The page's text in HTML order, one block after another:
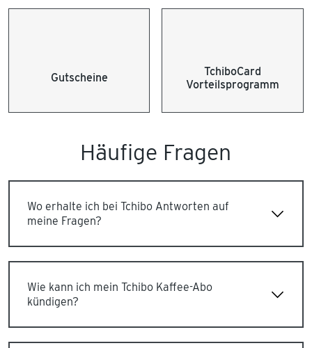
Gutscheine
TchiboCard
Vorteilsprogramm
Häufige Fragen
Wo erhalte ich bei Tchibo Antworten auf
meine Fragen?
Wie kann ich mein Tchibo Kaffee-Abo
kündigen?